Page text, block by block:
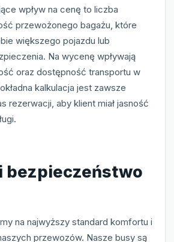
wpływ na cenę to liczba
przewożonego bagażu, które
większego pojazdu lub
Na wycenę wpływają
oraz dostępność transportu w
kalkulacja jest zawsze
rezerwacji, aby klient miał jasność
bezpieczeństwo
na najwyższy standard komfortu i
przewozów. Nasze busy są